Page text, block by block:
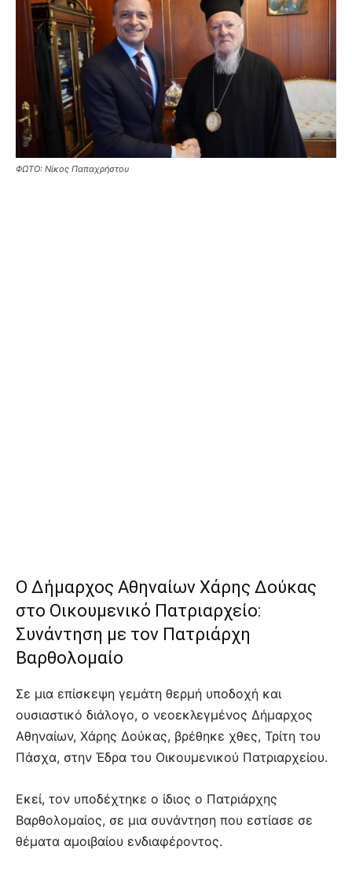
ΦΩΤΟ: Νίκος Παπαχρήστου
Ο Δήμαρχος Αθηναίων Χάρης Δούκας
στο Οικουμενικό Πατριαρχείο:
Συνάντηση με τον Πατριάρχη
Βαρθολομαίο
Σε μια επίσκεψη γεμάτη θερμή υποδοχή και
ουσιαστικό διάλογο, ο νεοεκλεγμένος Δήμαρχος
Αθηναίων, Χάρης Δούκας, βρέθηκε χθες, Τρίτη του
Πάσχα, στην Έδρα του Οικουμενικού Πατριαρχείου.
Εκεί, τον υποδέχτηκε ο ίδιος ο Πατριάρχης
Βαρθολομαίος, σε μια συνάντηση που εστίασε σε
θέματα αμοιβαίου ενδιαφέροντος.